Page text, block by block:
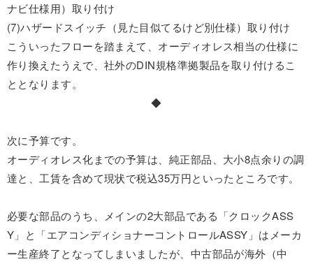
ナビ仕様用）取り付け
(7)ハザードスイッチ（見た目似てるけど別仕様）取り付け
こういったフローを踏まえて、オーディオレス相当の仕様に
作り換えたうえで、社外のDIN規格準拠製品を取り付けるこ
ととなります。
◆
次に予算です。
オーディオレス化までの予算は、純正部品、大小8点余りの調
達と、工賃を含めて現状で税込35万円といったところです。
必要な部品のうち、メインの2大部品である「クロックASS
Y」と「エアコンディショナーコントロールASSY」はメーカ
ー生産終了となってしまいましたが、中古部品が海外（中